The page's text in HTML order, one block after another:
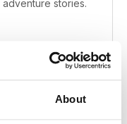
About
stories.
25 settembre 2020